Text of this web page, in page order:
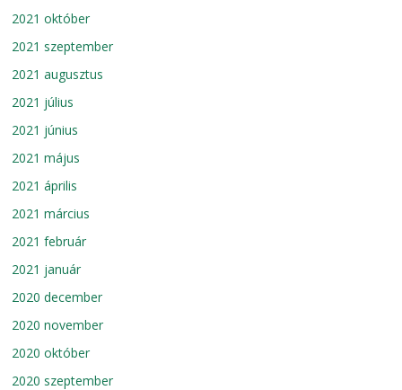
2021 október
2021 szeptember
2021 augusztus
2021 július
2021 június
2021 május
2021 április
2021 március
2021 február
2021 január
2020 december
2020 november
2020 október
2020 szeptember